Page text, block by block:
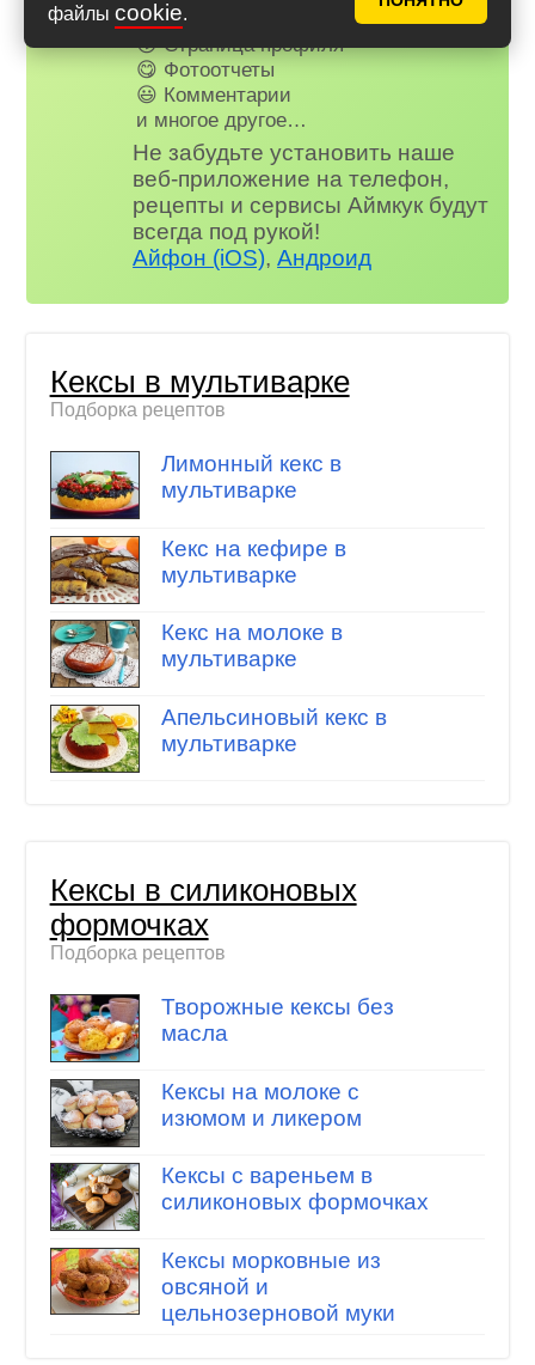
файлы cookie.
🤓 Журнал
😗 Страница профиля
😋 Фотоотчеты
😃 Комментарии
и многое другое…
Не забудьте установить наше
веб-приложение на телефон,
рецепты и сервисы Аймкук будут
всегда под рукой!
Айфон (iOS),Андроид
Кексы в мультиварке
Подборка рецептов
Лимонный кекс в
мультиварке
Кекс на кефире в
мультиварке
Кекс на молоке в
мультиварке
Апельсиновый кекс в
мультиварке
Кексы в силиконовых
формочках
Подборка рецептов
Творожные кексы без
масла
Кексы на молоке с
изюмом и ликером
Кексы с вареньем в
силиконовых формочках
Кексы морковные из
овсяной и
цельнозерновой муки